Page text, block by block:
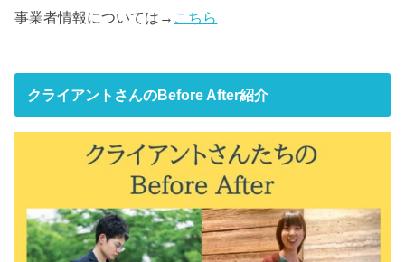
事業者情報については→ こちら
クライアントさんのBefore After紹介